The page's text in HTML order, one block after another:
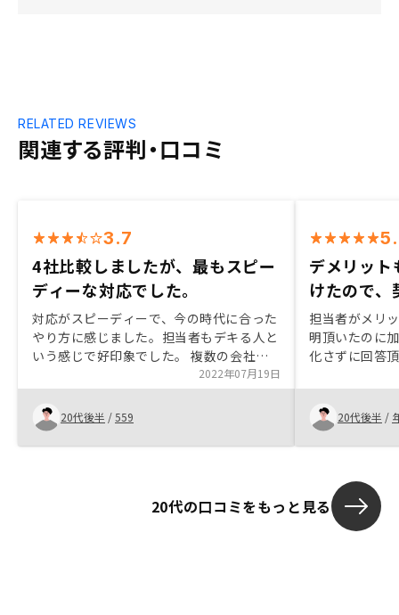
関連する評判・口コミ
RELATED REVIEWS
3.7
4社比較しましたが、最もスピー
ディーな対応でした。
対応がスピーディーで、今の時代に合った
やり方に感じました。担当者もデキる人と
いう感じで好印象でした。 複数の会社さ
んを比較検討しましたが、最も短い時間で
端的に説明してくれました。忙しい中での
意思決定にはとても助かりました。物件の
流動性が激しいのは理解しますが、一度持
ち帰り検討も出来ると良いと思いました。
2022年07月19日
20代後半 /559
デメリット
けたので、
担当者がメリ
明頂いたのに
化さずに回答
納得出来たた
きっかけとす
ルや必要な資
も、聞いてい
く事前に提供
20代後半 /
20代の口コミをもっと見る